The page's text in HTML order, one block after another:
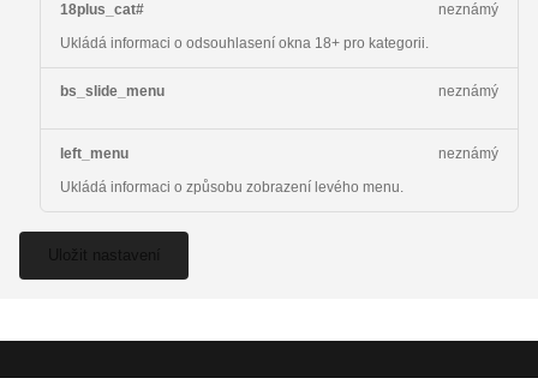
18plus_cat#
Ukládá informaci o odsouhlasení okna 18+ pro kategorii.
neznámý
bs_slide_menu neznámý
left_menu
Ukládá informaci o způsobu zobrazení levého menu.
neznámý